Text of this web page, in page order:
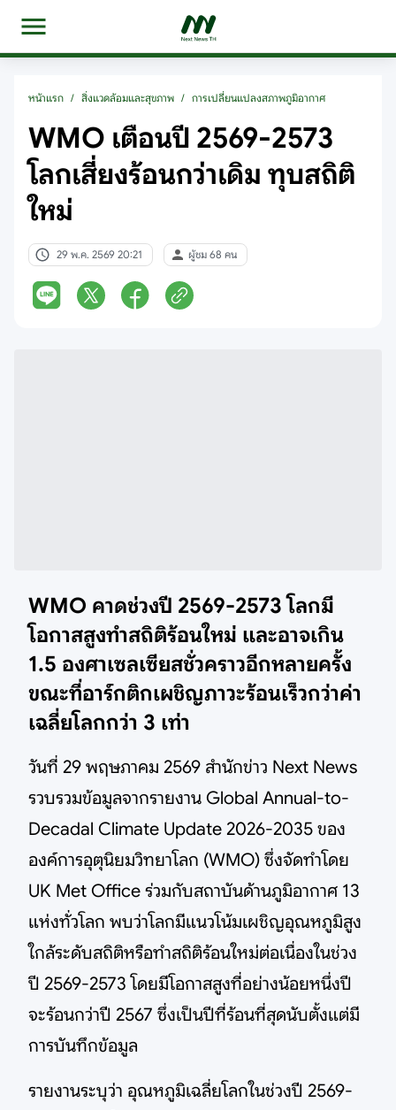
หน้าแรก / สิ่งแวดล้อมและสุขภาพ / การเปลี่ยนแปลงสภาพภูมิอากาศ
WMO เตือนปี 2569-2573
โลกเสี่ยงร้อนกว่าเดิม ทุบสถิติ
ใหม่
29 พ.ค. 2569 20:21 ผู้ชม 68 คน
WMO คาดช่วงปี 2569-2573 โลกมี
โอกาสสูงทำสถิติร้อนใหม่ และอาจเกิน
1.5 องศาเซลเซียสชั่วคราวอีกหลายครั้ง
ขณะที่อาร์กติกเผชิญภาวะร้อนเร็วกว่าค่า
เฉลี่ยโลกกว่า 3 เท่า
วันที่ 29 พฤษภาคม 2569 สำนักข่าว Next News
รวบรวมข้อมูลจากรายงาน Global Annual-to-
Decadal Climate Update 2026-2035 ของ
องค์การอุตุนิยมวิทยาโลก (WMO) ซึ่งจัดทำโดย
UK Met Office ร่วมกับสถาบันด้านภูมิอากาศ 13
แห่งทั่วโลก พบว่าโลกมีแนวโน้มเผชิญอุณหภูมิสูง
ใกล้ระดับสถิติหรือทำสถิติร้อนใหม่ต่อเนื่องในช่วง
ปี 2569-2573 โดยมีโอกาสสูงที่อย่างน้อยหนึ่งปี
จะร้อนกว่าปี 2567 ซึ่งเป็นปีที่ร้อนที่สุดนับตั้งแต่มี
การบันทึกข้อมูล
รายงานระบุว่า อุณหภูมิเฉลี่ยโลกในช่วงปี 2569-